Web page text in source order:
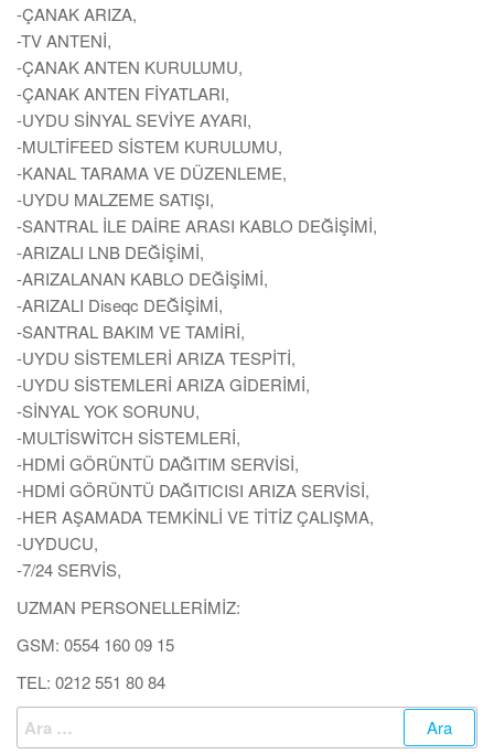
-ÇANAK ARIZA,
-TV ANTENİ,
-ÇANAK ANTEN KURULUMU,
-ÇANAK ANTEN FİYATLARI,
-UYDU SİNYAL SEVİYE AYARI,
-MULTİFEED SİSTEM KURULUMU,
-KANAL TARAMA VE DÜZENLEME,
-UYDU MALZEME SATIŞI,
-SANTRAL İLE DAİRE ARASI KABLO DEĞİŞİMİ,
-ARIZALI LNB DEĞİŞİMİ,
-ARIZALANAN KABLO DEĞİŞİMİ,
-ARIZALI Diseqc DEĞİŞİMİ,
-SANTRAL BAKIM VE TAMİRİ,
-UYDU SİSTEMLERİ ARIZA TESPİTİ,
-UYDU SİSTEMLERİ ARIZA GİDERİMİ,
-SİNYAL YOK SORUNU,
-MULTİSWİTCH SİSTEMLERİ,
-HDMİ GÖRÜNTÜ DAĞITIM SERVİSİ,
-HDMİ GÖRÜNTÜ DAĞITICISI ARIZA SERVİSİ,
-HER AŞAMADA TEMKİNLİ VE TİTİZ ÇALIŞMA,
-UYDUCU,
-7/24 SERVİS,
UZMAN PERSONELLERİMİZ:
GSM: 0554 160 09 15
TEL: 0212 551 80 84
Arama: